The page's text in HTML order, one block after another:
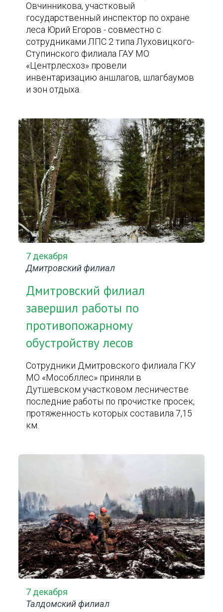
Овчинникова, участковый
государственный инспектор по охране
леса Юрий Егоров - совместно с
сотрудниками ЛПС 2 типа Луховицкого-
Ступинского филиала ГАУ МО
«Центрлесхоз» провели
инвентаризацию аншлагов, шлагбаумов
и зон отдыха.
7 декабря
Дмитровский филиал
Дмитровский филиал
завершил работы по
противопожарному
обустройству лесов
Сотрудники Дмитровского филиала ГКУ
МО «Мособллес» приняли в
Дутшевском участковом лесничестве
последние работы по прочистке просек,
протяженность которых составила 7,15
км.
7 декабря
Талдомский филиал